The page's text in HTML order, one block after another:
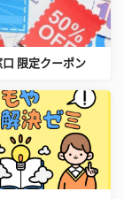
限定クーポン